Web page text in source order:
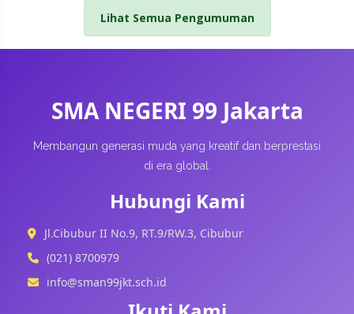
Lihat Semua Pengumuman
SMA NEGERI 99 Jakarta
Membangun generasi muda yang kreatif dan berprestasi
di era global.
Hubungi Kami
Jl.Cibubur II No.9, RT.9/RW.3, Cibubur
(021) 8700979
info@sman99jkt.sch.id